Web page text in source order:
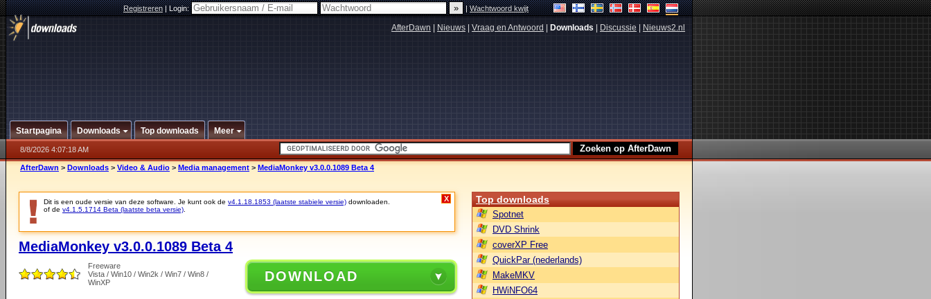
Registreren|Login: |Wachtwoord kwijt
AfterDawn Nieuws Vraag en Antwoord Downloads Discussie Nieuws2.nl
Startpagina Downloads Top downloads Meer
8/8/2026 4:07:18 AM
AfterDawn > Downloads > Video & Audio > Media management > MediaMonkey v3.0.0.1089 Beta 4
Dit is een oude versie van deze software. Je kunt ook de v4.1.18.1853 (laatste stabiele versie) downloaden.
of de v4.1.5.1714 Beta (laatste beta versie)
X
MediaMonkey v3.0.0.1089 Beta 4
Freeware
Vista / Win10 / Win2k / Win7 / Win8 /
WinXP
DOWNLOAD
Top downloads
Spotnet
DVD Shrink
coverXP Free
QuickPar (nederlands)
MakeMKV
HWiNFO64